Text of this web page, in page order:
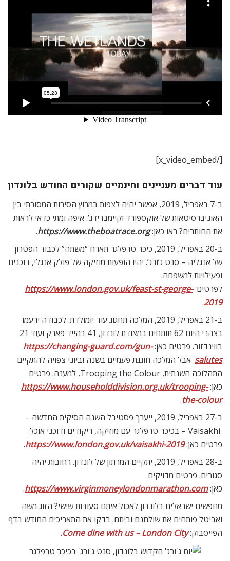
[/x_video_embed]
עוד דברים מעניינים וחינמיים שקורים החודש בלונדון
ב-7 באפריל, 2019, אפשר יהיה לצפות במרוץ הסירות המסורתי בין
האוניברסיטאות של אוקספורד וקיימברידג’. איפה ומתי כדאי לראות
את החותרים? ראו כאן:https://www.theboatrace.org
.
ב-20 באפריל, 2019, כיכר טרפלגר תארח “משתה” לכבוד הפטרון
של אנגליה – סנט ג’ורג’. יהיו הופעות מוזיקה של פולק אנגלי, דוכנים
ופעילויות למשפחה.
לפרטים:https://www.london.gov.uk/feast-st-george-
2019
.
ב-21 באפריל, 2019, המלכה תחגוג עוד יומולדת. לכבודה ירעמו
בצהרי היום 62 תותחים במצודת לונדון, 41 בהייד פארק ועוד 21
בווינדזור. פרטים כאן:https://changing-guard.com/gun-
salutes. אבל המלכה חוגגת פעמיים בשנה וביוני צפויה להתקיים
התהלוכה השנתית, Trooping the Colour, למענה. פרטים
כאן:https://www.householddivision.org.uk/trooping-
the-colour
.
ב-27 באפריל, 2019, ייערך פסטיבל השנה הסיקית החדשה –
Vaisakhi – בכיכר טרפלגר עם מוזיקה, ריקודים ודוכני אוכל.
פרטים כאן:https://www.london.gov.uk/vaisakhi-2019
.
ב-28 באפריל, 2019, יתקיים המרתון של לונדון. רחובות יהיה
סגורים. פרטים מדויקים
כאן:https://www.virginmoneylondonmarathon.com
.
מחפשים ישראלים בלונדון לאכול איתם סעודות שישי? הזוג משה
ואביטל פותחים את שולחנם וביתם. בדקו את התאריכים החודש בדף
הפייסבוק:Come dine with us – London City
.